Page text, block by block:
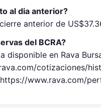
al dia anterior?
anterior de
del BCRA?
disponible en Rava
cotizaciones/
www.rava.com/